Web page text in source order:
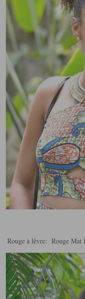
Rouge à lèvre: Rouge